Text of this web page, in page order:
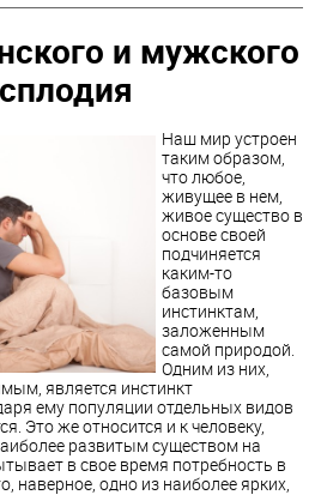
и мужского
Наш мир устроен
таким образом,
что любое,
живущее в нем,
живое существо в
основе своей
подчиняется
каким-то
базовым
инстинктам,
заложенным
самой природой.
Одним из них,
является инстинкт
ему популяции отдельных видов
Это же относится и к человеку,
развитым существом на
в свое время потребность в
наверное, одно из наиболее ярких,